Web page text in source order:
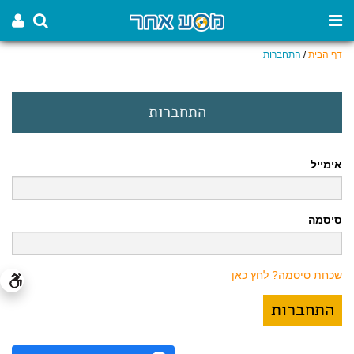
דף הבית/ התחברות
התחברות
אימייל
סיסמה
שכחת סיסמה? לחץ כאן